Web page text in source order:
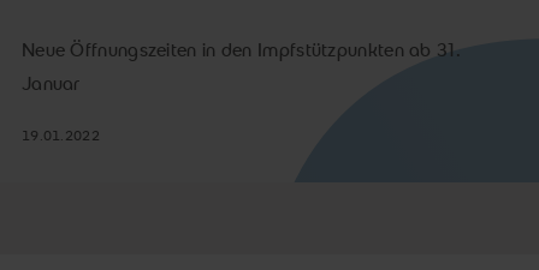
Neue Öffnungszeiten in den Impfstützpunkten ab 31.
Januar
19.01.2022